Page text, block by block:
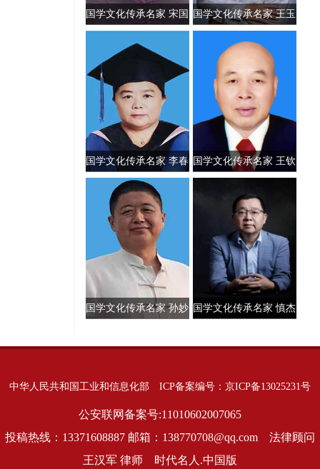
国学文化传承名家 宋国
国学文化传承名家 王玉
国学文化传承名家 李春
兰
国学文化传承名家 王钦
国学文化传承名家 孙妙 国学文化传承名家 慎杰
中华人民共和国工业和信息化部 ICP备案编号：京ICP备13025231号
公安联网备案号:11010602007065
投稿热线：13371608887 邮箱：138770708@qq.com 法律顾问
王汉军 律师 时代名人.中国版